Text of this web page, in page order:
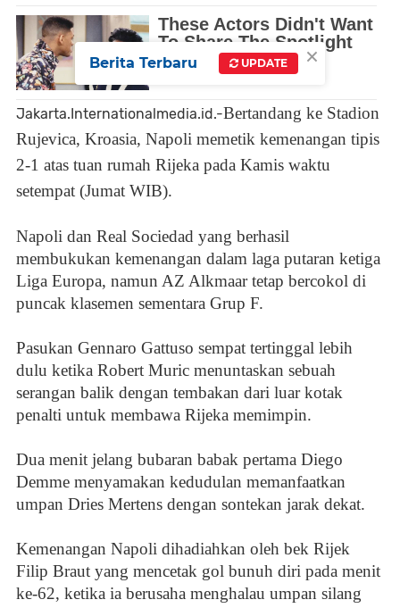
Jakarta.Internationalmedia.id.-Bertandang ke Stadion
Rujevica, Kroasia, Napoli memetik kemenangan tipis
2-1 atas tuan rumah Rijeka pada Kamis waktu
setempat (Jumat WIB).
Napoli dan Real Sociedad yang berhasil
membukukan kemenangan dalam laga putaran ketiga
Liga Europa, namun AZ Alkmaar tetap bercokol di
puncak klasemen sementara Grup F.
Pasukan Gennaro Gattuso sempat tertinggal lebih
dulu ketika Robert Muric menuntaskan sebuah
serangan balik dengan tembakan dari luar kotak
penalti untuk membawa Rijeka memimpin.
Dua menit jelang bubaran babak pertama Diego
Demme menyamakan kedudulan memanfaatkan
umpan Dries Mertens dengan sontekan jarak dekat.
Kemenangan Napoli dihadiahkan oleh bek Rijek
Filip Braut yang mencetak gol bunuh diri pada menit
ke-62, ketika ia berusaha menghalau umpan silang
×
Berita Terbaru UPDATE